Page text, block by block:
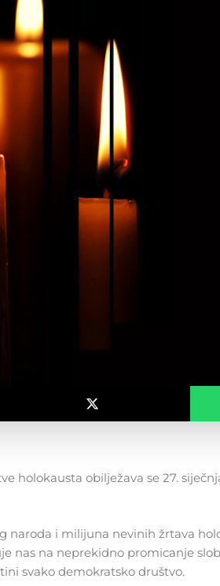
holokausta obilježava se 27.
naroda i milijuna nevinih žrtava
nas na neprekidno promicanje
svako demokratsko društvo.